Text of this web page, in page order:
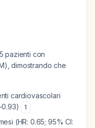
pazienti con
dimostrando che
cardiovascolari
0.93)
1
(HR: 0.65; 95% CI: